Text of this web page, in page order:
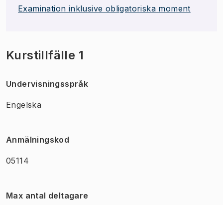
Examination inklusive obligatoriska moment
Kurstillfälle 1
Undervisningsspråk
Engelska
Anmälningskod
05114
Max antal deltagare